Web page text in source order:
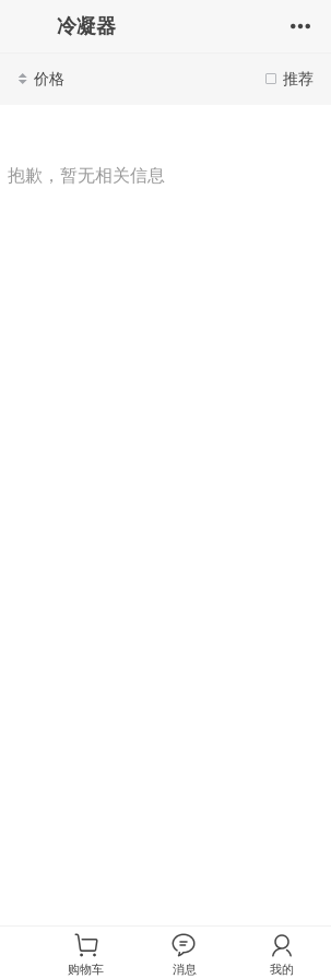
冷凝器
推荐
价格
抱歉，暂无相关信息
购物车 消息 我的